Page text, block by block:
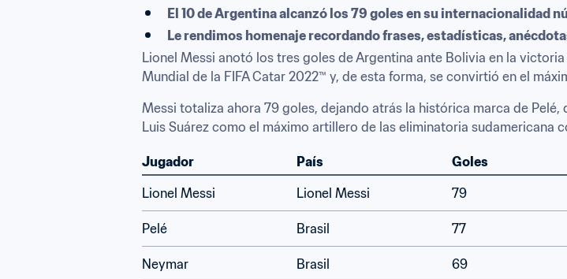
El 10 de Argentina alcanzó los 79 goles en su internacionalidad
Le rendimos homenaje recordando frases, estadísticas,
Lionel Messi anotó los tres goles de Argentina ante Bolivia en la
Mundial de la FIFA Catar 2022™ y, de esta forma, se convirtió en el
Messi totaliza ahora 79 goles, dejando atrás la histórica marca de Pelé,
Luis Suárez como el máximo artillero de las eliminatoria sudamericana
Jugador País Goles
Lionel Messi
Lionel Messi 79
Pelé Brasil 77
Neymar Brasil 69